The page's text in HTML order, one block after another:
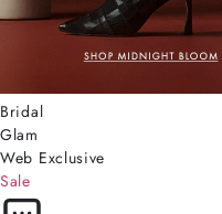
Bridal
Glam
Web Exclusive
Sale